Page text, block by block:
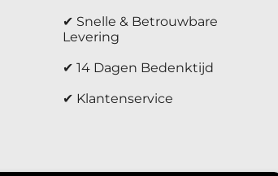
✔ Snelle & Betrouwbare
Levering
✔ 14 Dagen Bedenktijd
✔ Klantenservice